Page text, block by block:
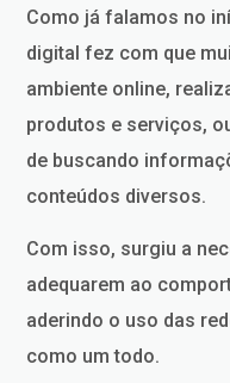
Como já falamos no
digital fez com que
ambiente online,
produtos e serviços,
de buscando
conteúdos diversos.
Com isso, surgiu a
adequarem ao
aderindo o uso das
como um todo.